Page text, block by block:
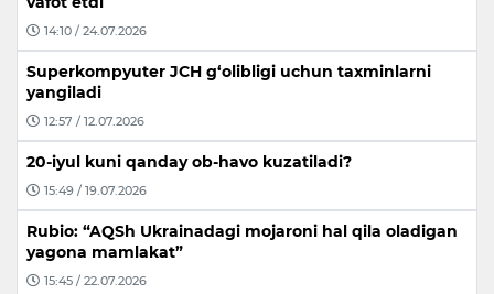
14:10 / 24.07.2026
Superkompyuter JCH g‘olibligi uchun taxminlarni
yangiladi
12:57 / 12.07.2026
20-iyul kuni qanday ob-havo kuzatiladi?
15:49 / 19.07.2026
Rubio: “AQSh Ukrainadagi mojaroni hal qila oladigan
yagona mamlakat”
15:45 / 22.07.2026